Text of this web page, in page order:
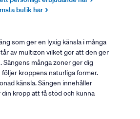
butik här→
som ger en lyxig känsla i många
av multizon vilket gör att den ger
Sängens många zoner ger dig
kroppens naturliga former.
känsla. Sängen innehåller
kropp att få stöd och kunna